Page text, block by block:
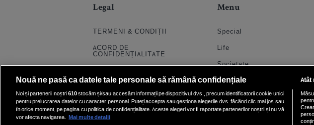
Legal
TERMENI & CONDIȚII
ACORD DE
CONFIDENȚIALITATE
PRELUCRAREA DATELOR
CONTACT
SETĂRI COOKIE
Menu
Special
Life
Societate
Stil
Horoscop
Quiz
Nouă ne pasă ca datele tale personale să rămână confidențiale
Noi și partenerii noștri610stocăm și/sau accesăm informații pe dispozitivul dvs., precum identificatorii cookie unici
pentru prelucrarea datelor cu caracter personal. Puteți accepta sau gestiona alegerile dvs. făcând clic mai jos sau
în orice moment, pe pagina cu politica de confidențialitate. Aceste alegeri vor fi raportate partenerilor noștri și nu vă
vor afecta navigarea. Mai multe detalii